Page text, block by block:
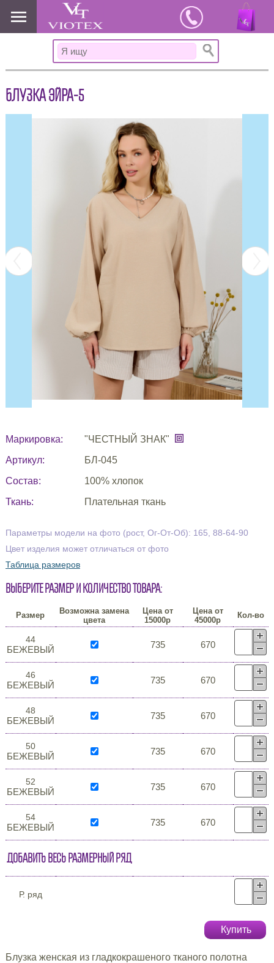
www.viotex37.ru
БЛУЗКА ЭЙРА-5
Маркировка:
"ЧЕСТНЫЙ ЗНАК"
Артикул:
БЛ-045
Состав:
100% хлопок
Ткань:
Плательная ткань
Параметры модели на фото (рост, Ог-От-Об): 165, 88-64-90
Цвет изделия может отличаться от фото
Таблица размеров
Выберите размер и количество товара:
Размер
Возможна замена
цвета
Цена от
15000р
Цена от
45000р
Кол-во
44
БЕЖЕВЫЙ 735 670
46
БЕЖЕВЫЙ 735 670
48
БЕЖЕВЫЙ 735 670
50
БЕЖЕВЫЙ 735 670
52
БЕЖЕВЫЙ 735 670
54
БЕЖЕВЫЙ 735 670
Добавить весь размерный ряд
Р. ряд
Купить
Блузка женская из гладкокрашеного тканого полотна